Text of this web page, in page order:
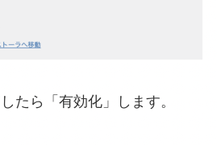
たら「有効化」します。